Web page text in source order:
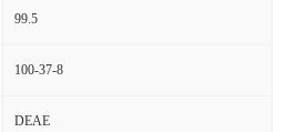
99.5
100-37-8
DEAE